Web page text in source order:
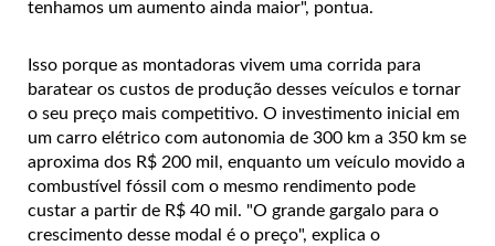
tenhamos um aumento ainda maior", pontua.
Isso porque as montadoras vivem uma corrida para
baratear os custos de produção desses veículos e tornar
o seu preço mais competitivo. O investimento inicial em
um carro elétrico com autonomia de 300 km a 350 km se
aproxima dos R$ 200 mil, enquanto um veículo movido a
combustível fóssil com o mesmo rendimento pode
custar a partir de R$ 40 mil. "O grande gargalo para o
crescimento desse modal é o preço", explica o